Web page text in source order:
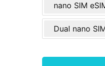
nano SIM
Dual nano